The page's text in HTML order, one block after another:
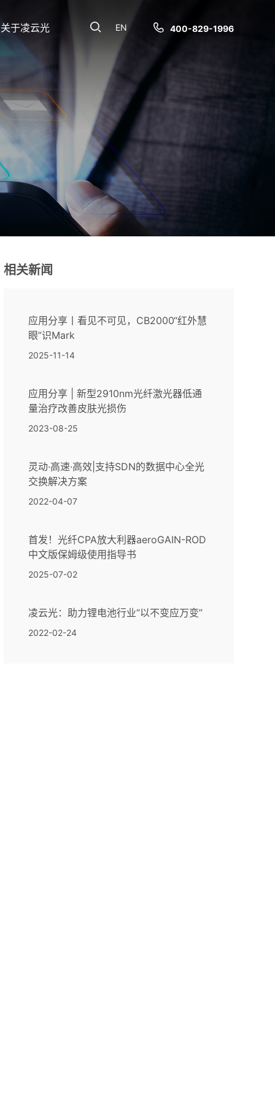
400-829-1996
EN
关于凌云光
相关新闻
应用分享丨看见不可见，CB2000“红外慧
眼”识Mark
2025-11-14
应用分享 | 新型2910nm光纤激光器低通
量治疗改善皮肤光损伤
2023-08-25
灵动·高速·高效|支持SDN的数据中心全光
交换解决方案
2022-04-07
首发！光纤CPA放大利器aeroGAIN-ROD
中文版保姆级使用指导书
2025-07-02
凌云光：助力锂电池行业“以不变应万变”
2022-02-24